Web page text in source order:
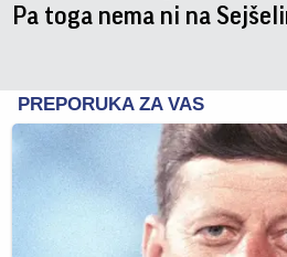
Pa toga nema ni na